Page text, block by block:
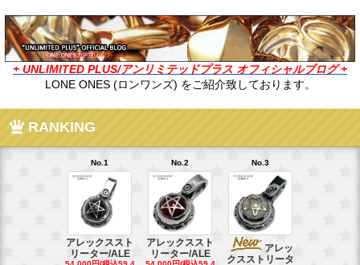
+ UNLIMITED PLUS/アンリミテッドプラス オフィシャルブログ +
LONE ONES (ロンワンズ) をご紹介致しております。
RANKING
No.1
アレックススト
リーター/ALE
No.2
アレックススト
リーター/ALE
No.3
アレッ
クスストリータ